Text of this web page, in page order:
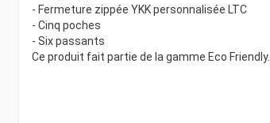
- Fermeture zippée YKK personnalisée LTC
- Cinq poches
- Six passants
Ce produit fait partie de la gamme Eco Friendly.